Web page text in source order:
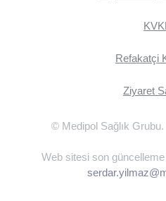
Refakatçi
Ziyaret
© Medipol Sağlık Grubu.
Web sitesi son